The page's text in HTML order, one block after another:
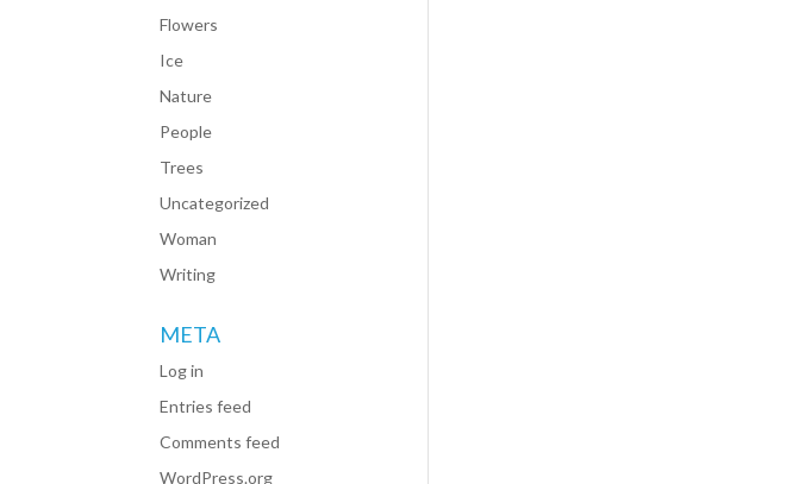
Flowers
Ice
Nature
People
Trees
Uncategorized
Woman
Writing
META
Log in
Entries feed
Comments feed
WordPress.org